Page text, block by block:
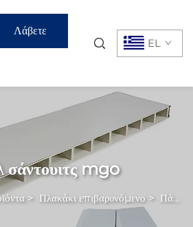
Λάβετε
EL
σάντουιτς mgo
> Πλακάκι επιβαρυνόμενο > Πάνελ σάντουιτς mgo